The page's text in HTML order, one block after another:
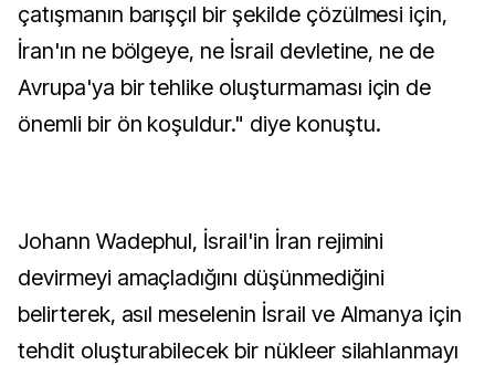
çatışmanın barışçıl bir şekilde çözülmesi için,
İran'ın ne bölgeye, ne İsrail devletine, ne de
Avrupa'ya bir tehlike oluşturmaması için de
önemli bir ön koşuldur." diye konuştu.
Johann Wadephul, İsrail'in İran rejimini
devirmeyi amaçladığını düşünmediğini
belirterek, asıl meselenin İsrail ve Almanya için
tehdit oluşturabilecek bir nükleer silahlanmayı